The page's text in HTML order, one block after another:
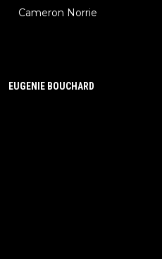
Cameron Norrie
EUGENIE BOUCHARD